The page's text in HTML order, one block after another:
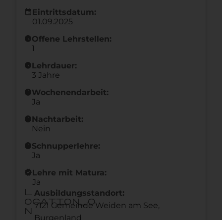
calendar_month Eintrittsdatum:
01.09.2025
scheduleOffene Lehrstellen:
1
scheduleLehrdauer:
3 Jahre
infoWochenendarbeit:
Ja
infoNachtarbeit:
Nein
infoSchnupperlehre:
Ja
new_releasesLehre mit Matura:
Ja
l
ocation_o
n
Ausbildungsstandort:
7121 Gemeinde Weiden am See,
Burgen­land